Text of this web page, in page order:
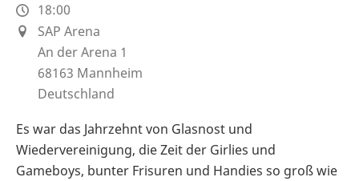
18:00
SAP Arena
An der Arena 1
68163 Mannheim
Deutschland
Es war das Jahrzehnt von Glasnost und
Wiedervereinigung, die Zeit der Girlies und
Gameboys, bunter Frisuren und Handies so groß wie